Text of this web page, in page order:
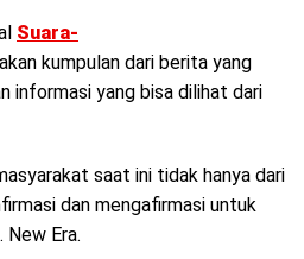
Suara-
kumpulan dari berita yang
informasi yang bisa dilihat dari
saat ini tidak hanya dari
dan mengafirmasi untuk
New Era.